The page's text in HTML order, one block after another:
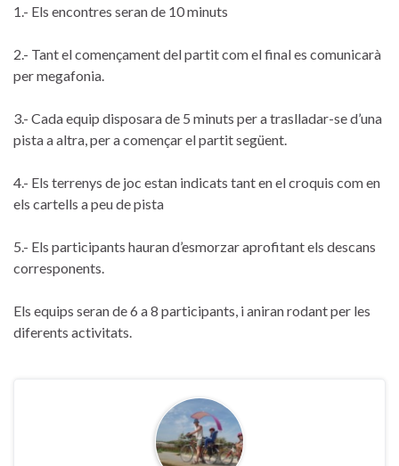
1.- Els encontres seran de 10 minuts
2.- Tant el començament del partit com el final es comunicarà
per megafonia.
3.- Cada equip disposara de 5 minuts per a traslladar-se d’una
pista a altra, per a començar el partit següent.
4.- Els terrenys de joc estan indicats tant en el croquis com en
els cartells a peu de pista
5.- Els participants hauran d’esmorzar aprofitant els descans
corresponents.
Els equips seran de 6 a 8 participants, i aniran rodant per les
diferents activitats.